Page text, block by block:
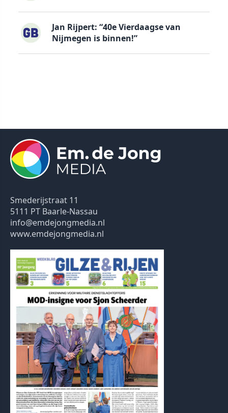
Jan Rijpert: “40e Vierdaagse van
Nijmegen is binnen!”
Smederijstraat 11
5111 PT Baarle-Nassau
info@emdejongmedia.nl
www.emdejongmedia.nl